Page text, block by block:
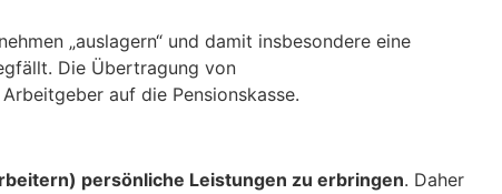
„auslagern“ und damit insbesondere eine
Die Übertragung von
auf die Pensionskasse.
persönliche Leistungen zu erbringen. Daher